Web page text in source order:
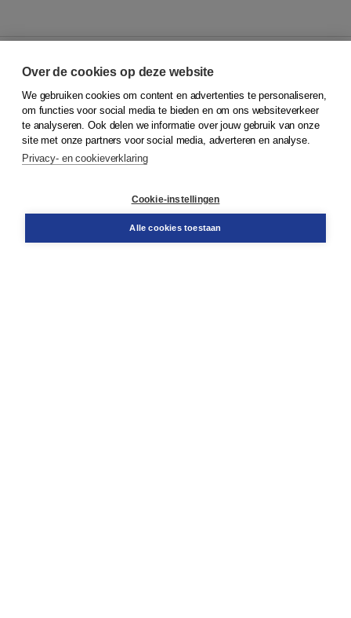
© 2026Koninklijke Boom uitgevers
Klantenservice
Service & informatie
Contact
Over de cookies op deze website
We gebruiken cookies om content en advertenties te personaliseren,
om functies voor social media te bieden en om ons websiteverkeer
te analyseren. Ook delen we informatie over jouw gebruik van onze
site met onze partners voor social media, adverteren en analyse.
Privacy- en cookieverklaring
Cookie-instellingen
Alle cookies toestaan